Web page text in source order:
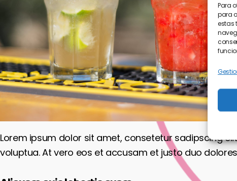
Para
para
estas
Lorem ipsum dolor sit amet, consetetur sadipscing
voluptua. At vero eos et accusam et justo duo